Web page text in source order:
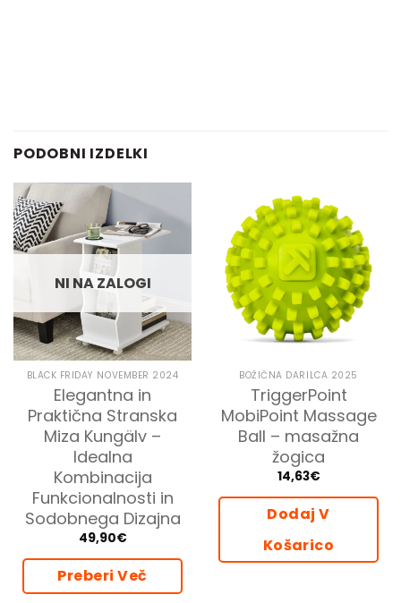
PODOBNI IZDELKI
NI NA ZALOGI
BLACK FRIDAY NOVEMBER 2024
Elegantna in
Praktična Stranska
Miza Kungälv –
Idealna
Kombinacija
Funkcionalnosti in
Sodobnega Dizajna
49,90€
Preberi Več
BOŽIČNA DARILCA 2025
TriggerPoint
MobiPoint Massage
Ball – masažna
žogica
14,63€
Dodaj V
Košarico